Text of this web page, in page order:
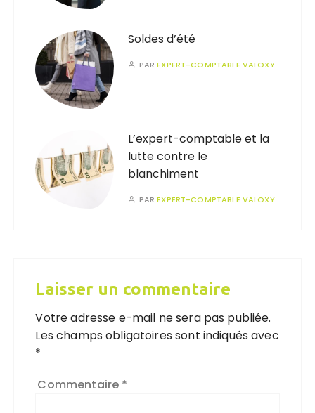
Soldes d’été
PAREXPERT-COMPTABLE VALOXY
L’expert-comptable et la
lutte contre le
blanchiment
PAREXPERT-COMPTABLE VALOXY
Laisser un commentaire
Votre adresse e-mail ne sera pas publiée.
Les champs obligatoires sont indiqués avec
*
Commentaire *